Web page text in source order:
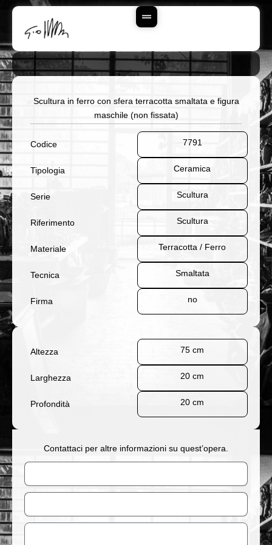
Contenuto
Scultura in ferro con sfera terracotta smaltata e figura
maschile (non fissata)
Codice 7791
Tipologia Ceramica
Serie Scultura
Riferimento Scultura
Materiale Terracotta / Ferro
Tecnica Smaltata
Firma no
Altezza 75 cm
Larghezza 20 cm
Profondità 20 cm
Contattaci per altre informazioni su quest’opera.
Nome
Email
Messaggio